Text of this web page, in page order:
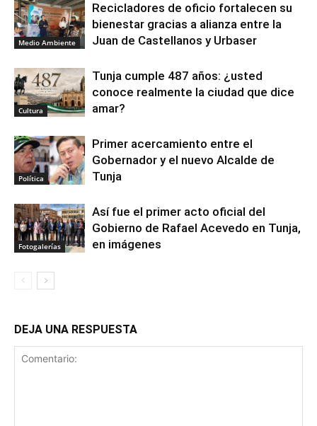
Medio Ambiente
Recicladores de oficio fortalecen su
bienestar gracias a alianza entre la
Juan de Castellanos y Urbaser
Cultura
Tunja cumple 487 años: ¿usted
conoce realmente la ciudad que dice
amar?
Política
Primer acercamiento entre el
Gobernador y el nuevo Alcalde de
Tunja
Fotogalerías
Así fue el primer acto oficial del
Gobierno de Rafael Acevedo en Tunja,
en imágenes
DEJA UNA RESPUESTA